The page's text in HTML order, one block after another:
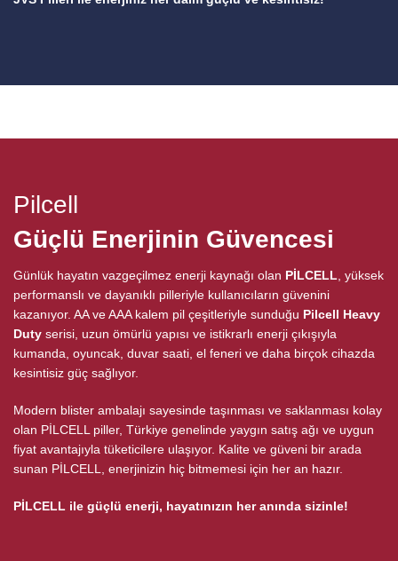
Pilcell
Güçlü Enerjinin Güvencesi
Günlük hayatın vazgeçilmez enerji kaynağı olan PİLCELL , yüksek
performanslı ve dayanıklı pilleriyle kullanıcıların güvenini
kazanıyor. AA ve AAA kalem pil çeşitleriyle sunduğu Pilcell Heavy
Duty serisi, uzun ömürlü yapısı ve istikrarlı enerji çıkışıyla
kumanda, oyuncak, duvar saati, el feneri ve daha birçok cihazda
kesintisiz güç sağlıyor.
Modern blister ambalajı sayesinde taşınması ve saklanması kolay
olan PİLCELL piller, Türkiye genelinde yaygın satış ağı ve uygun
fiyat avantajıyla tüketicilere ulaşıyor. Kalite ve güveni bir arada
sunan PİLCELL, enerjinizin hiç bitmemesi için her an hazır.
PİLCELL ile güçlü enerji, hayatınızın her anında sizinle!